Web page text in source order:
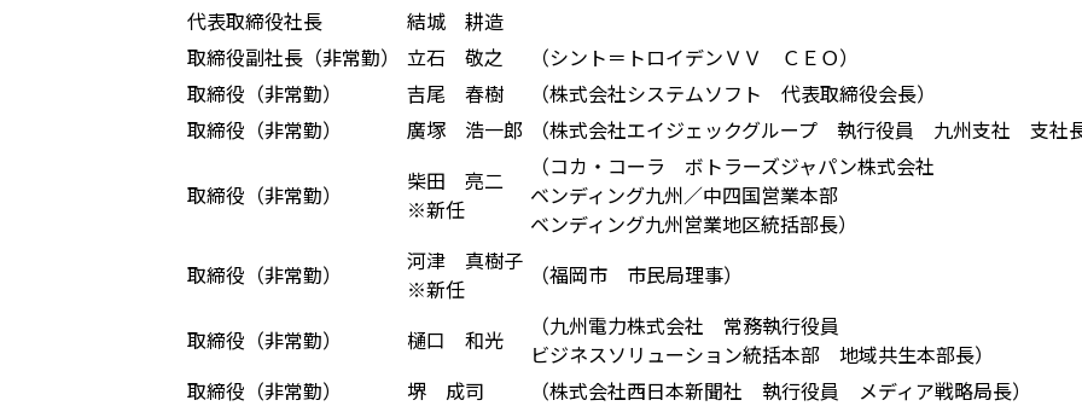
代表取締役社長
結城 耕造
取締役副社長（非常勤）
立石 敬之
（シント＝トロイデンＶＶ ＣＥＯ）
取締役（非常勤）
吉尾 春樹
（株式会社システムソフト 代表取締役会長）
取締役（非常勤）
廣塚 浩一郎 （株式会社エイジェックグループ 執行役員 九州支社 支社
取締役（非常勤）
柴田 亮二
※新任
（コカ・コーラ ボトラーズジャパン株式会社
ベンディング九州／中四国営業本部
ベンディング九州営業地区統括部長）
取締役（非常勤）
河津 真樹子
※新任
（福岡市 市民局理事）
取締役（非常勤） 樋口 和光
（九州電力株式会社 常務執行役員
ビジネスソリューション統括本部 地域共生本部長）
取締役（非常勤）
堺 成司
（株式会社西日本新聞社 執行役員 メディア戦略局長）